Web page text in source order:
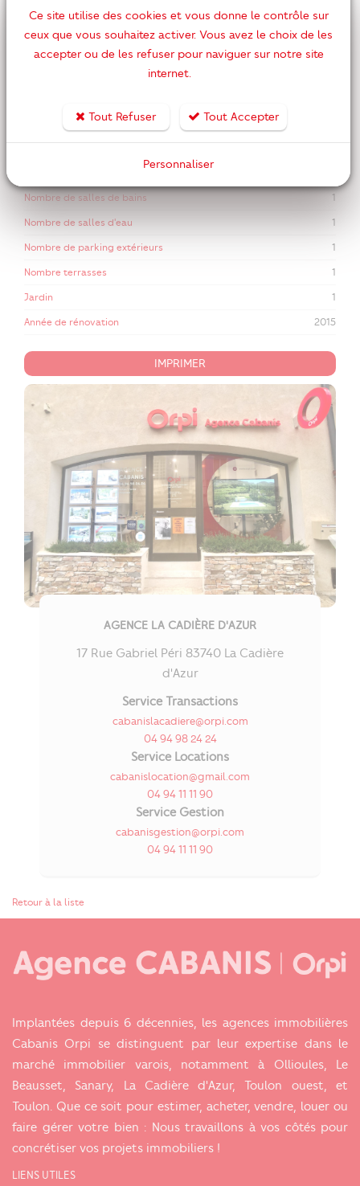
Nombre de pièces
Nombre de chambres
Nombre de salles de bains 1
Nombre de salles d'eau 1
Nombre de parking extérieurs 1
Nombre terrasses 1
Jardin 1
Année de rénovation 2015
IMPRIMER
AGENCE LA CADIÈRE D'AZUR
17 Rue Gabriel Péri 83740 La Cadière
d'Azur
Service Transactions
cabanislacadiere@orpi.com
04 94 98 24 24
Service Locations
cabanislocation@gmail.com
04 94 11 11 90
Service Gestion
cabanisgestion@orpi.com
04 94 11 11 90
Retour à la liste
Implantées depuis 6 décennies, les agences immobilières
Cabanis Orpi se distinguent par leur expertise dans le
marché immobilier varois, notamment à Ollioules, Le
Beausset, Sanary, La Cadière d'Azur, Toulon ouest, et
Toulon. Que ce soit pour estimer, acheter, vendre, louer ou
faire gérer votre bien : Nous travaillons à vos côtés pour
concrétiser vos projets immobiliers !
LIENS UTILES
Ce site utilise des cookies et vous donne le contrôle sur
ceux que vous souhaitez activer. Vous avez le choix de les
accepter ou de les refuser pour naviguer sur notre site
internet.
Tout Refuser Tout Accepter
Personnaliser